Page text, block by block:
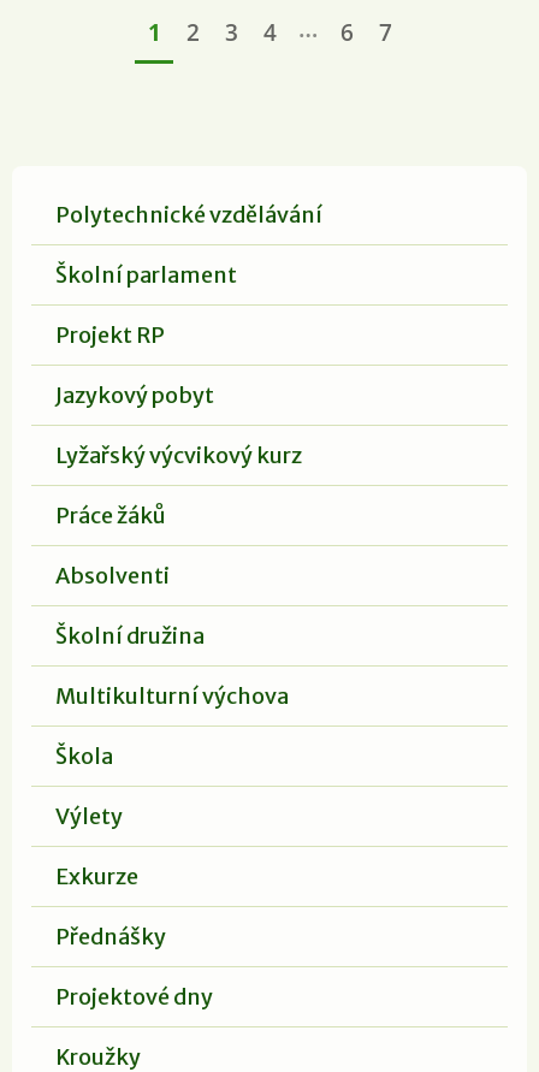
1 2 3 4 … 6 7
Polytechnické vzdělávání
Školní parlament
Projekt RP
Jazykový pobyt
Lyžařský výcvikový kurz
Práce žáků
Absolventi
Školní družina
Multikulturní výchova
Škola
Výlety
Exkurze
Přednášky
Projektové dny
Kroužky